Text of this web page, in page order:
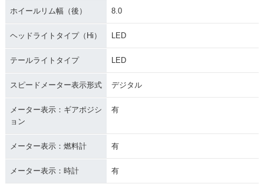
ホイールリム幅（後） 8.0
ヘッドライトタイプ（Hi） LED
テールライトタイプ LED
スピードメーター表示形式 デジタル
メーター表示：ギアポジシ
ョン
有
メーター表示：燃料計 有
メーター表示：時計 有